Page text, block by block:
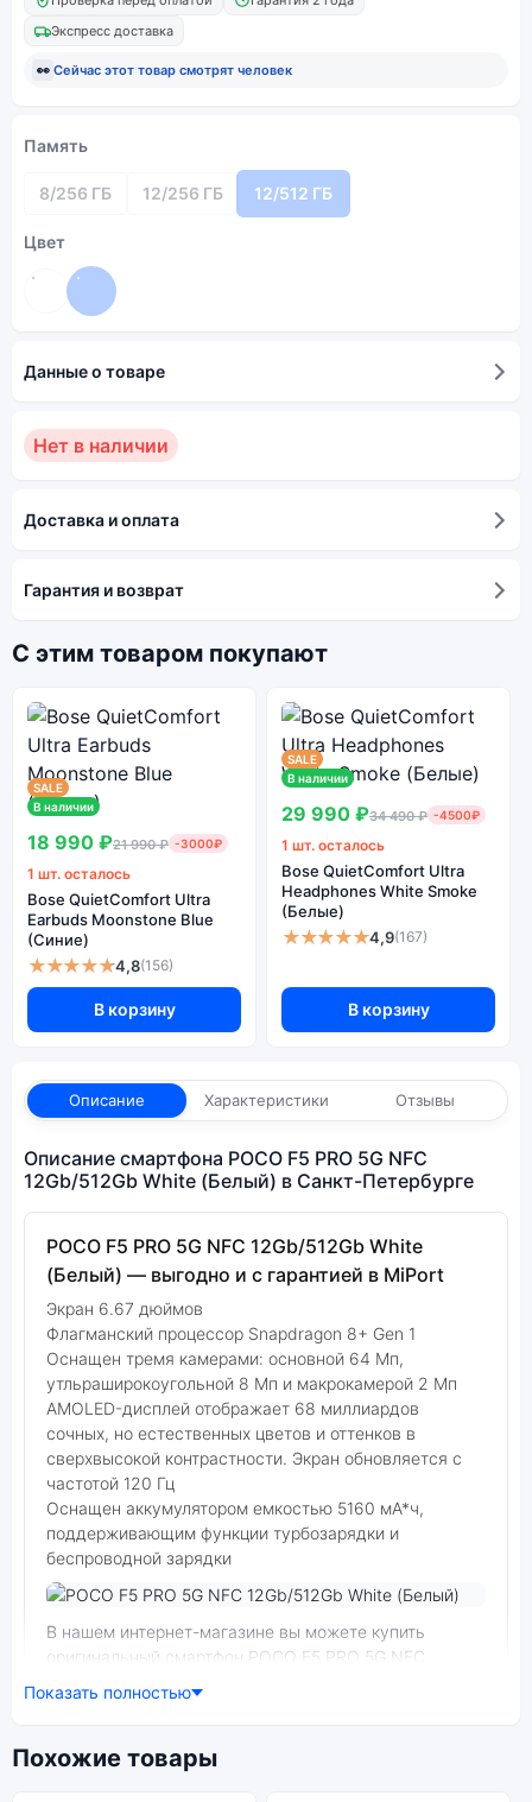
Экспресс доставка
👀 Сейчас этот товар смотрят человек
Память
8/256 ГБ 12/256 ГБ 12/512 ГБ
Цвет
Данные о товаре
Нет в наличии
Доставка и оплата
Гарантия и возврат
С этим товаром покупают
SALE
В наличии
18 990 ₽21 990 ₽ -3000₽
1 шт. осталось
Bose QuietComfort Ultra
Earbuds Moonstone Blue
(Синие)
★★★★★4,8(156)
В корзину
SALE
В наличии
29 990 ₽34 490 ₽ -4500₽
1 шт. осталось
Bose QuietComfort Ultra
Headphones White Smoke
(Белые)
★★★★★4,9(167)
В корзину
Описание Характеристики Отзывы
Описание смартфона POCO F5 PRO 5G NFC
12Gb/512Gb White (Белый) в Санкт-Петербурге
POCO F5 PRO 5G NFC 12Gb/512Gb White
(Белый) — выгодно и с гарантией в MiPort
Экран 6.67 дюймов
Флагманский процессор Snapdragon 8+ Gen 1
Оснащен тремя камерами: основной 64 Мп,
утльраширокоугольной 8 Мп и макрокамерой 2 Мп
AMOLED-дисплей отображает 68 миллиардов
сочных, но естественных цветов и оттенков в
сверхвысокой контрастности. Экран обновляется с
частотой 120 Гц
Оснащен аккумулятором емкостью 5160 мА*ч,
поддерживающим функции турбозарядки и
беспроводной зарядки
В нашем интернет-магазине вы можете купить
оригинальный смартфон POCO F5 PRO 5G NFC
Стоимость смартфона POCO F5 PRO 5G NFC зависит
Показать полностью
Похожие товары